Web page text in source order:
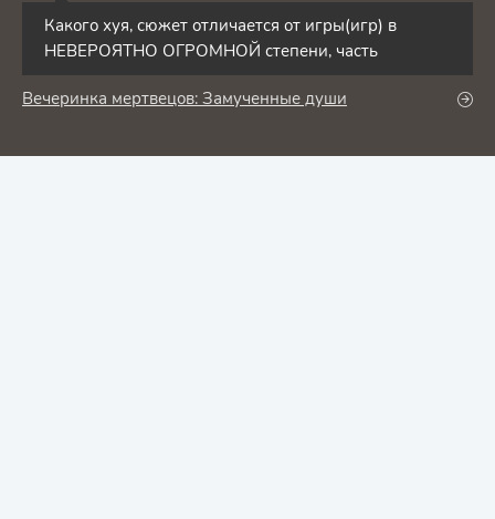
Какого хуя, сюжет отличается от игры(игр) в
НЕВЕРОЯТНО ОГРОМНОЙ степени, часть
Вечеринка мертвецов: Замученные души